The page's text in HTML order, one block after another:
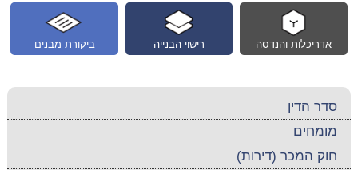
ביקורת מבנים רישוי הבנייה אדריכלות והנדסה
סדר הדין
מומחים
חוק המכר (דירות)